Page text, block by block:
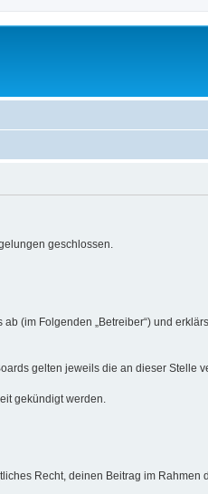
geschlossen.
(im Folgenden „Betreiber“) und
gelten jeweils die an dieser Stelle
gekündigt werden.
Recht, deinen Beitrag im Rahmen